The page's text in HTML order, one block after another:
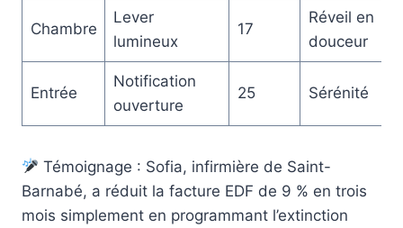
Chambre
Lever
lumineux
17
Réveil en
douceur
Entrée
Notification
ouverture
25 Sérénité
Témoignage : Sofia, infirmière de Saint-
Barnabé, a réduit la facture EDF de 9 % en trois
mois simplement en programmant l’extinction